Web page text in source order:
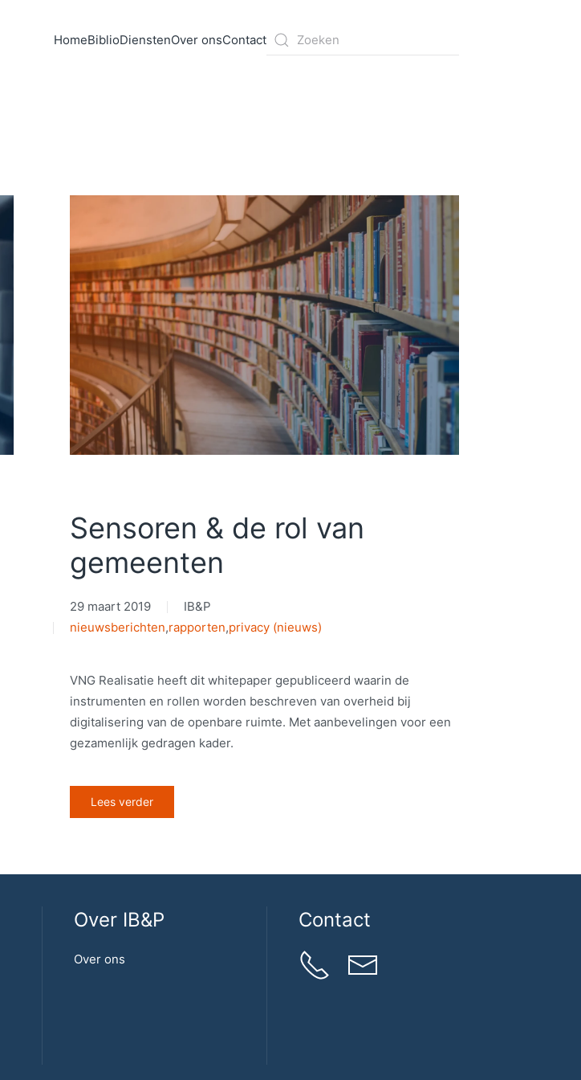
HomeBiblioDienstenOver onsContact
Sensoren & de rol van
gemeenten
29 maart 2019
IB&P
nieuwsberichten,rapporten,privacy (nieuws)
VNG Realisatie heeft dit whitepaper gepubliceerd waarin de
instrumenten en rollen worden beschreven van overheid bij
digitalisering van de openbare ruimte. Met aanbevelingen voor een
gezamenlijk gedragen kader.
Lees verder
Over IB&P
Over ons
Contact